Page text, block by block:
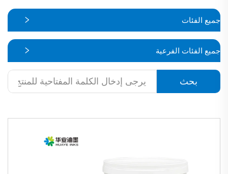
جميع الفئات
جميع الفئات الفرعية
بحث